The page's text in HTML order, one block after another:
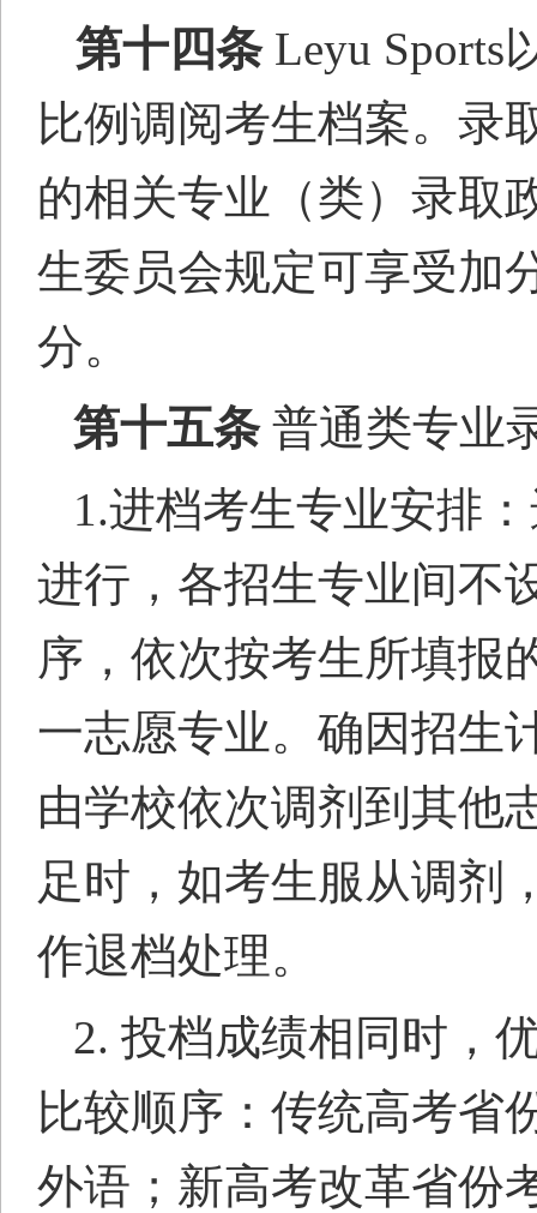
第十四条 Leyu Sports
比例调阅考生档案。录
的相关专业（类）录取
生委员会规定可享受加
分。
第十五条 普通类专业
1.进档考生专业安排 ：
进行，各招生专业间不
序，依次按考生所填报
一志愿专业。确因招生
由学校依次调剂到其他
足时，如考生服从调剂
作退档处理。
2. 投档成绩相同时，
比较顺序： 传统高考省
外语 ； 新高考改革省份